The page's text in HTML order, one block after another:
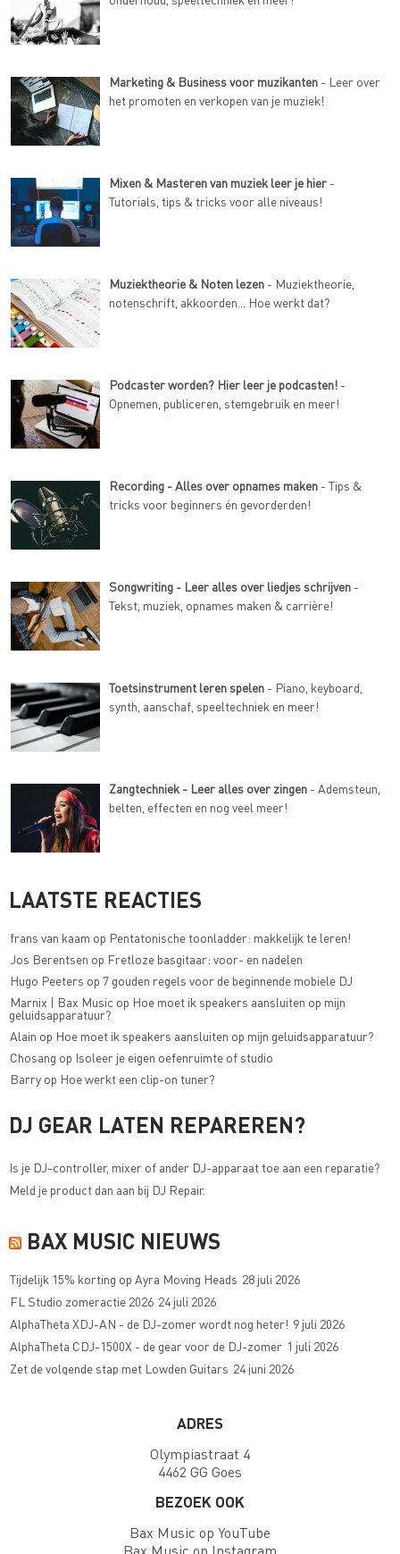
Marketing & Business voor muzikanten - Leer over
het promoten en verkopen van je muziek!
Mixen & Masteren van muziek leer je hier -
Tutorials, tips & tricks voor alle niveaus!
Muziektheorie & Noten lezen - Muziektheorie,
notenschrift, akkoorden... Hoe werkt dat?
Podcaster worden? Hier leer je podcasten! -
Opnemen, publiceren, stemgebruik en meer!
Recording - Alles over opnames maken - Tips &
tricks voor beginners én gevorderden!
Songwriting - Leer alles over liedjes schrijven -
Tekst, muziek, opnames maken & carrière!
Toetsinstrument leren spelen - Piano, keyboard,
synth, aanschaf, speeltechniek en meer!
Zangtechniek - Leer alles over zingen - Ademsteun,
belten, effecten en nog veel meer!
LAATSTE REACTIES
frans van kaam op Pentatonische toonladder: makkelijk te leren!
Jos Berentsen op Fretloze basgitaar: voor- en nadelen
Hugo Peeters op 7 gouden regels voor de beginnende mobiele DJ
Marnix | Bax Music op Hoe moet ik speakers aansluiten op mijn
geluidsapparatuur?
Alain op Hoe moet ik speakers aansluiten op mijn geluidsapparatuur?
Chosang op Isoleer je eigen oefenruimte of studio
Barry op Hoe werkt een clip-on tuner?
DJ GEAR LATEN REPAREREN?
Is je DJ-controller, mixer of ander DJ-apparaat toe aan een reparatie?
Meld je product dan aan bij DJ Repair.
BAX MUSIC NIEUWS
Tijdelijk 15% korting op Ayra Moving Heads 28 juli 2026
FL Studio zomeractie 2026 24 juli 2026
AlphaTheta XDJ-AN - de DJ-zomer wordt nog heter! 9 juli 2026
AlphaTheta CDJ-1500X - de gear voor de DJ-zomer 1 juli 2026
Zet de volgende stap met Lowden Guitars 24 juni 2026
ADRES
Olympiastraat 4
4462 GG Goes
BEZOEK OOK
Bax Music op YouTube
Bax Music op Instagram